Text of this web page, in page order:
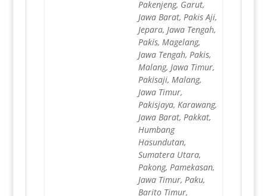
Pakenjeng, Garut,
Jawa Barat, Pakis Aji,
Jepara, Jawa Tengah,
Pakis, Magelang,
Jawa Tengah, Pakis,
Malang, Jawa Timur,
Pakisaji, Malang,
Jawa Timur,
Pakisjaya, Karawang,
Jawa Barat, Pakkat,
Humbang
Hasundutan,
Sumatera Utara,
Pakong, Pamekasan,
Jawa Timur, Paku,
Barito Timur,